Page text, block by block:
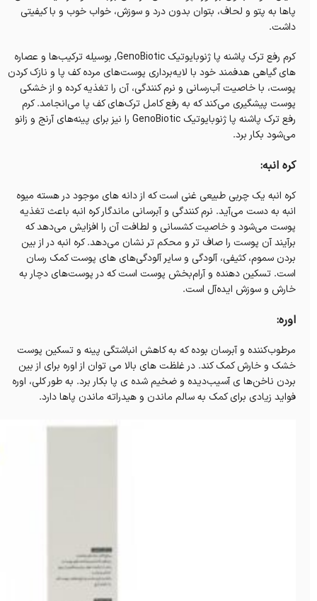
پاها به پتو و لحاف، بتوان بدون درد و سوزش، خواب خوب و با کیفیتی
داشت.
کرم رفع ترک پاشنه پا ژنوبایوتیک GenoBiotic, بوسیله ترکیب‌ها و عصاره
های گیاهی هدفمند خود با لایه‌برداری پوست‌های مرده کف پا و نازک کردن
پوست، با خاصیت آب‌رسانی و نرم کنندگی، آن را تغذیه کرده و از خشکی
پوست پیشگیری می‌کند که به رفع کامل ترک‌های کف پا می‌انجامد. کرم
رفع ترک پاشنه پا ژنوبایوتیک GenoBiotic را نیز برای پینه‌های آرنج و زانو
می‌شود بکار برد.
کره انبه:
کره انبه یک چربی طبیعی غنی است که از دانه های موجود در هسته میوه
انبه به دست می‌آید. نرم کنندگی و آبرسانی ماندگار کره انبه باعث تغذیه
پوست می‌شود و خاصیت کشسانی و لطافت آن را افزایش می‌دهد که
برآیند آن پوست را صاف تر و محکم تر نشان می‌دهد. کره انبه در از بین
بردن سموم، کثیفی، آلودگی و سایر آلودگی‌های های پوست کمک رسان
است. تسکین دهنده و آرام‌بخش پوست است که در پوست‌های دچار به
خارش و سوزش ایده‌آل است.
اوره:
مرطوب‌کننده‌ و آبرسان بوده که به کاهش انباشتگی پینه و تسکین پوست
خشک و خارش کمک کند. در غلظت های بالا می توان از اوره برای از بین
بردن ناخن‌ها ی آسیب‌دیده و ضخیم شده ی پا بکار برد. به طور کلی، اوره
فواید زیادی برای کمک به سالم ماندن و هیدراته ماندن پاها دارد.